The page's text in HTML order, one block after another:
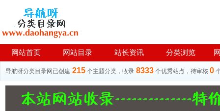
网站首页 网站目录 站长资讯 分类浏览
导航呀分类目录网已创建 215 个主题分类，收录 8333 个优秀站点，待审核 0